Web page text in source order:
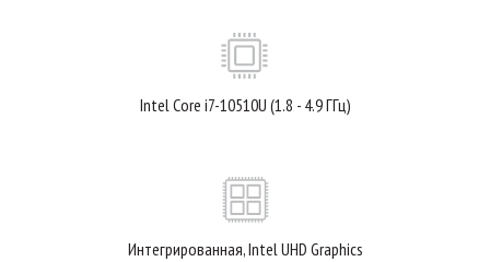
Intel Core i7-10510U (1.8 - 4.9 ГГц)
Интегрированная, Intel UHD Graphics